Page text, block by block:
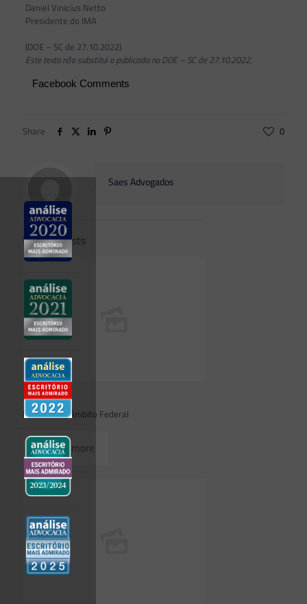
Daniel Vinicius Netto
Presidente do IMA
(DOE – SC de 27.10.2022)
Este texto não substitui o publicado no DOE – SC de 27.10.2022.
Facebook Comments
Share 0
Saes Advogados
Related posts
23/07/2026
Novidades | Âmbito Federal
Read more